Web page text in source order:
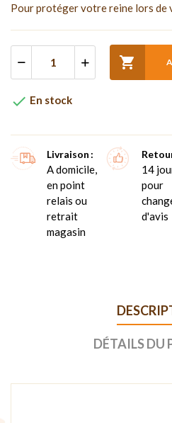
Pour protéger votre reine lors de

 En stock
Livraison
A domicile,
en point
relais ou
retrait
magasin
14
pour
d'avis
DÉTAILS DU